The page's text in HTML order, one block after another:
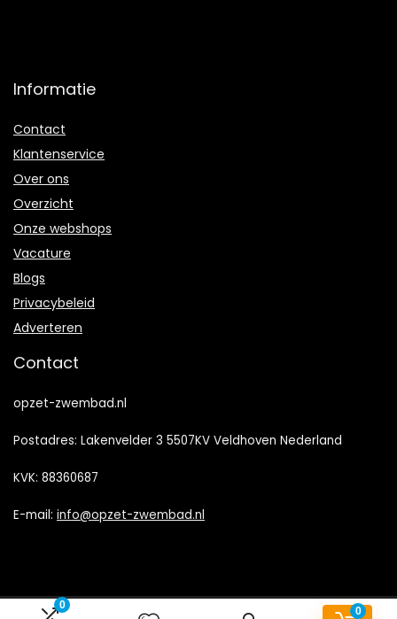
0
0
Informatie
Contact
Klantenservice
Over ons
Overzicht
Onze webshops
Vacature
Blogs
Privacybeleid
Adverteren
Contact
opzet-zwembad.nl
Postadres: Lakenvelder 3 5507KV Veldhoven Nederland
KVK: 88360687
E-mail: info@opzet-zwembad.nl